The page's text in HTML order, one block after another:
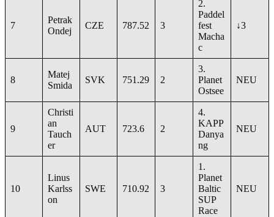
7
Petrak
Ondej
CZE 787.52 3
2.
Paddel
fest
Macha
c
↓3
8
Matej
Smida
SVK 751.29 2
3.
Planet
Ostsee
NEU
9
Christi
an
Tauch
er
AUT 723.6 2
4.
KAPP
Danya
ng
NEU
10
Linus
Karlss
on
SWE 710.92 3
1.
Planet
Baltic
SUP
Race
NEU